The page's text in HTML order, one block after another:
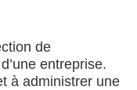
de
entreprise.
à administrer une